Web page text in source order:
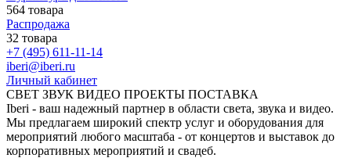
564 товара
Распродажа
32 товара
+7 (495) 611-11-14
iberi@iberi.ru
Личный кабинет
СВЕТ ЗВУК ВИДЕО ПРОЕКТЫ ПОСТАВКА
Iberi - ваш надежный партнер в области света, звука и видео.
Мы предлагаем широкий спектр услуг и оборудования для
мероприятий любого масштаба - от концертов и выставок до
корпоративных мероприятий и свадеб.